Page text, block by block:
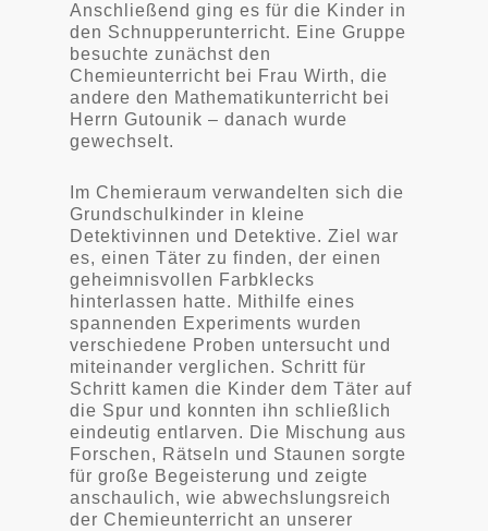
Anschließend ging es für die Kinder in
den Schnupperunterricht. Eine Gruppe
besuchte zunächst den
Chemieunterricht bei Frau Wirth, die
andere den Mathematikunterricht bei
Herrn Gutounik – danach wurde
gewechselt.
Im Chemieraum verwandelten sich die
Grundschulkinder in kleine
Detektivinnen und Detektive. Ziel war
es, einen Täter zu finden, der einen
geheimnisvollen Farbklecks
hinterlassen hatte. Mithilfe eines
spannenden Experiments wurden
verschiedene Proben untersucht und
miteinander verglichen. Schritt für
Schritt kamen die Kinder dem Täter auf
die Spur und konnten ihn schließlich
eindeutig entlarven. Die Mischung aus
Forschen, Rätseln und Staunen sorgte
für große Begeisterung und zeigte
anschaulich, wie abwechslungsreich
der Chemieunterricht an unserer